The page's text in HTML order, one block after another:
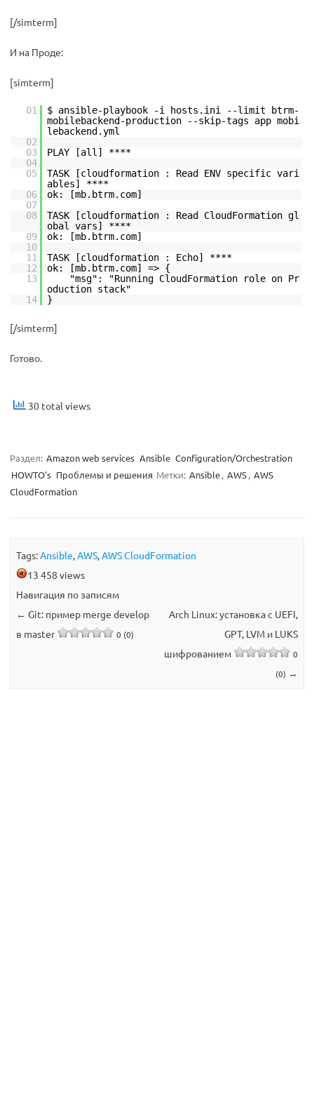
[/simterm]
И на Проде:
[simterm]
01
$ ansible-playbook -i hosts.ini --limit btrm-
mobilebackend-production --skip-tags app mobi
lebackend.yml
02
03
PLAY [all] ****
04
05
TASK [cloudformation : Read ENV specific vari
ables] ****
06
ok: [mb.btrm.com]
07
08
TASK [cloudformation : Read CloudFormation gl
obal vars] ****
09
ok: [mb.btrm.com]
10
11
TASK [cloudformation : Echo] ****
12
ok: [mb.btrm.com] => {
13
"msg": "Running CloudFormation role on Pr
oduction stack"
14
}
[/simterm]
Готово.
30 total views
Раздел: Amazon web services Ansible Configuration/Orchestration
HOWTO's Проблемы и решения Метки: Ansible, AWS, AWS
CloudFormation
Tags:Ansible,AWS,AWS CloudFormation
13 458 views
Навигация по записям
← Git: пример merge develop
в master
0 (0)
Arch Linux: установка с UEFI,
GPT, LVM и LUKS
шифрованием
0
(0) →